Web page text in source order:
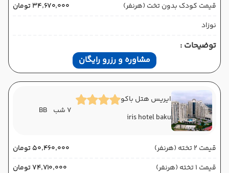
قیمت کودک بدون تخت (هرنفر)
۳۴٬۶۷۰٬۰۰۰ تومان
نوزاد
توضیحات :
مشاوره و رزرو رایگان
ایریس هتل باکو
iris hotel baku
7 شب BB
قیمت 2 تخته (هرنفر)
۵۰٬۴۶۰٬۰۰۰ تومان
قیمت 1 تخته (هرنفر)
۷۴٬۷۱۰٬۰۰۰ تومان